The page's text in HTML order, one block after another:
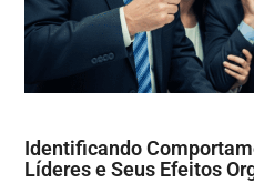
Identificando
Líderes e Seus Efeitos